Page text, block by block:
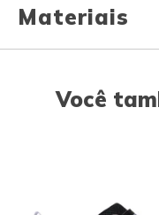
Materiais
Você